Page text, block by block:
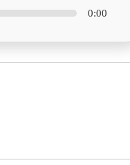
0:00